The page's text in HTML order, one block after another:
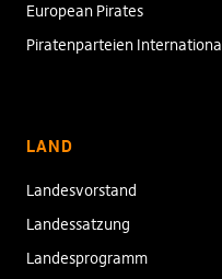
European Pirates
Piratenparteien International
LAND
Landesvorstand
Landessatzung
Landesprogramm